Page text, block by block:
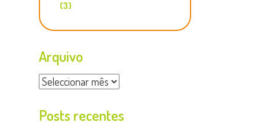
(3)
Arquivo
Arquivo
Posts recentes